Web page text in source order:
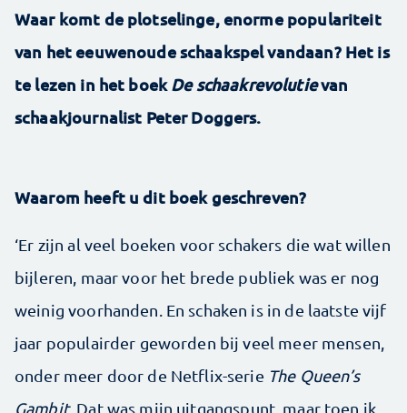
Waar komt de plotselinge, enorme populariteit
van het eeuwenoude schaakspel vandaan? Het is
te lezen in het boekDe schaakrevolutievan
schaakjournalist Peter Doggers.
Waarom heeft u dit boek geschreven?
‘Er zijn al veel boeken voor schakers die wat willen
bijleren, maar voor het brede publiek was er nog
weinig voorhanden. En schaken is in de laatste vijf
jaar populairder geworden bij veel meer mensen,
onder meer door de Netflix-serie The Queen’s
Gambit. Dat was mijn uitgangspunt, maar toen ik